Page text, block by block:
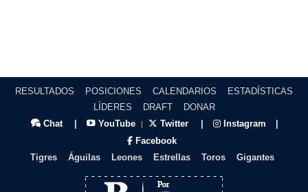
RESULTADOS POSICIONES CALENDARIOS
ESTADÍSTICAS
LÍDERES
DRAFT
DONAR
Chat
YouTube | Twitter Instagram
Facebook
Tigres
Águilas Leones Estrellas Toros Gigantes